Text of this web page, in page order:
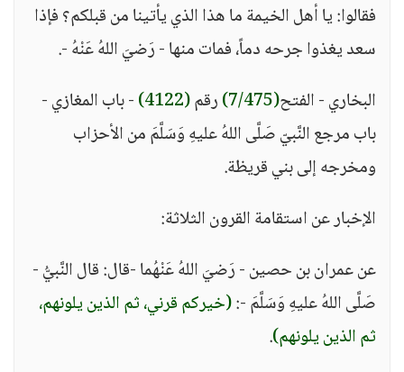
فقالوا: يا أهل الخيمة ما هذا الذي يأتينا من قبلكم؟ فإذا
سعد يغذوا جرحه دماً، فمات منها - رَضيَ اللهُ عَنْهُ -.
البخاري - الفتح(7/475) رقم(4122)
- باب المغازي -
باب مرجع النَّبيّ صَلَّى اللهُ عليهِ وَسَلَّمَ من الأحزاب
ومخرجه إلى بني قريظة.
الإخبار عن استقامة القرون الثلاثة:
عن عمران بن حصين - رَضيَ اللهُ عَنْهُما -قال: قال النَّبيُّ -
صَلَّى اللهُ عليهِ وَسَلَّمَ -:(خيركم قرني، ثم الذين يلونهم،
ثم الذين يلونهم).